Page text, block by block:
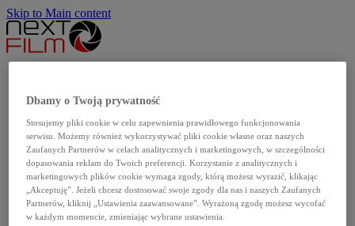
Skip to Main content
Produkcje własne
Dla szkół
Dla mediów
O nas
Kontakt
English
Dbamy o Twoją prywatność
Stosujemy pliki cookie w celu zapewnienia prawidłowego funkcjonowania
serwisu. Możemy również wykorzystywać pliki cookie własne oraz naszych
Zaufanych Partnerów w celach analitycznych i marketingowych, w szczególności
dopasowania reklam do Twoich preferencji. Korzystanie z analitycznych i
marketingowych plików cookie wymaga zgody, którą możesz wyrazić, klikając
„Akceptuję”. Jeżeli chcesz dostosować swoje zgody dla nas i naszych Zaufanych
Partnerów, kliknij „Ustawienia zaawansowane”. Wyrażoną zgodę możesz wycofać
w każdym momencie, zmieniając wybrane ustawienia.